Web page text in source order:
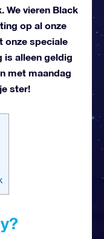
We vieren Black
op al onze
onze speciale
is alleen geldig
met maandag
ster!